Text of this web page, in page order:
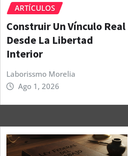
ARTÍCULOS
Construir Un Vínculo Real
Desde La Libertad
Interior
Laborissmo Morelia
Ago 1, 2026